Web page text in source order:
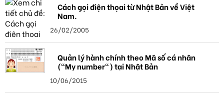
Cách gọi điện thọai từ Nhật Bản về Việt
Nam.
26/02/2005
Quản lý hành chính theo Mã số cá nhân
("My number") tại Nhật Bản
10/06/2015